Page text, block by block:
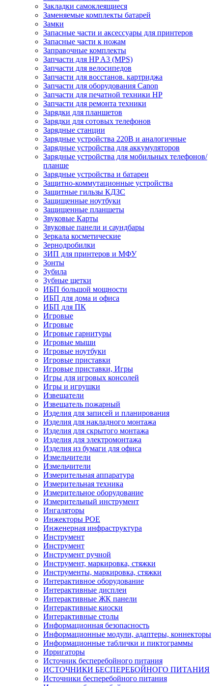
Закладки самоклеящиеся
Заменяемые комплекты батарей
Замки
Запасные части и аксессуары для принтеров
Запасные части к ножам
Заправочные комплекты
Запчасти для HP A3 (MPS)
Запчасти для велосипедов
Запчасти для восстанов. картриджа
Запчасти для оборудования Canon
Запчасти для печатной техники HP
Запчасти для ремонта техники
Зарядки для планшетов
Зарядки для сотовых телефонов
Зарядные станции
Зарядные устройства 220В и аналогичные
Зарядные устройства для аккумуляторов
Зарядные устройства для мобильных телефонов/
планше
Зарядные устройства и батареи
Защитно-коммутационные устройства
Защитные гильзы КДЗС
Защищенные ноутбуки
Защищенные планшеты
Звуковые Карты
Звуковые панели и саундбары
Зеркала косметические
Зернодробилки
ЗИП для принтеров и МФУ
Зонты
Зубила
Зубные щетки
ИБП большой мощности
ИБП для дома и офиса
ИБП для ПК
Игровые
Игровые
Игровые гарнитуры
Игровые мыши
Игровые ноутбуки
Игровые приставки
Игровые приставки, Игры
Игры для игровых консолей
Игры и игрушки
Извещатели
Извещатель пожарный
Изделия для записей и планирования
Изделия для накладного монтажа
Изделия для скрытого монтажа
Изделия для электромонтажа
Изделия из бумаги для офиса
Измельчители
Измельчители
Измерительная аппаратура
Измерительная техника
Измерительное оборудование
Измерительный инструмент
Ингаляторы
Инжекторы POE
Инженерная инфраструктура
Инструмент
Инструмент
Инструмент ручной
Инструмент, маркировка, стяжки
Инструменты, маркировка, стяжки
Интерактивное оборудование
Интерактивные дисплеи
Интерактивные ЖК панели
Интерактивные киоски
Интерактивные столы
Информационная безопасность
Информационные модули, адаптеры, коннекторы
Информационные таблички и пиктограммы
Ирригаторы
Источник бесперебойного питания
ИСТОЧНИКИ БЕСПЕРЕБОЙНОГО ПИТАНИЯ
Источники бесперебойного питания